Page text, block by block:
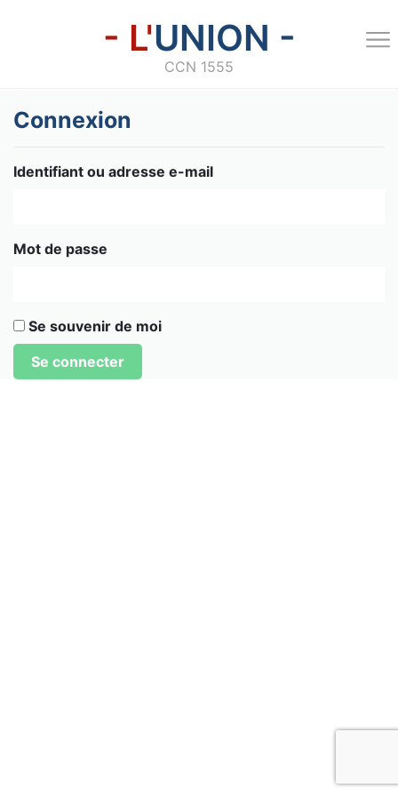
- L'UNION -
CCN 1555
Connexion
Identifiant ou adresse e-mail
Mot de passe
Se souvenir de moi